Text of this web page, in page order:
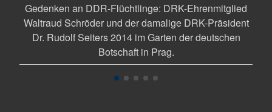
Gedenken an DDR-Flüchtlinge: DRK-Ehrenmitglied
Waltraud Schröder und der damalige DRK-Präsident
Dr. Rudolf Seiters 2014 im Garten der deutschen
Botschaft in Prag.